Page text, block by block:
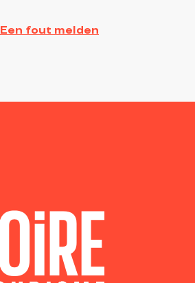
Een fout melden